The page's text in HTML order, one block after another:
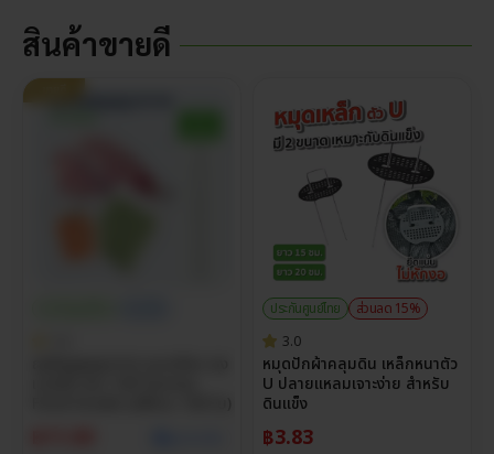
สินค้าขายดี
ประกันศูนย์ไทย
ส่วนลด 15%
3.0
หมุดปักผ้าคลุมดิน เหล็กหนาตัว
U ปลายแหลมเจาะง่าย สำหรับ
ดินแข็ง
฿3.83